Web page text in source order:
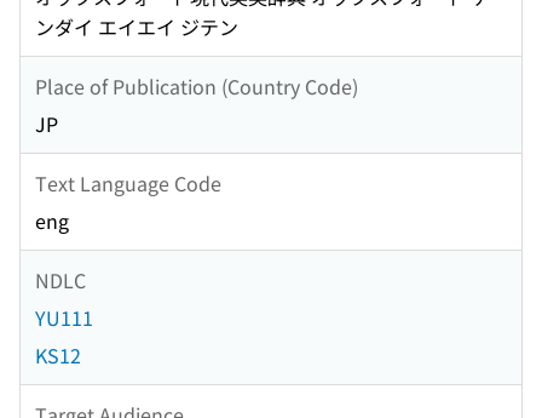
ンダイ エイエイ ジテン
Place of Publication (Country Code)
JP
Text Language Code
eng
NDLC
YU111
KS12